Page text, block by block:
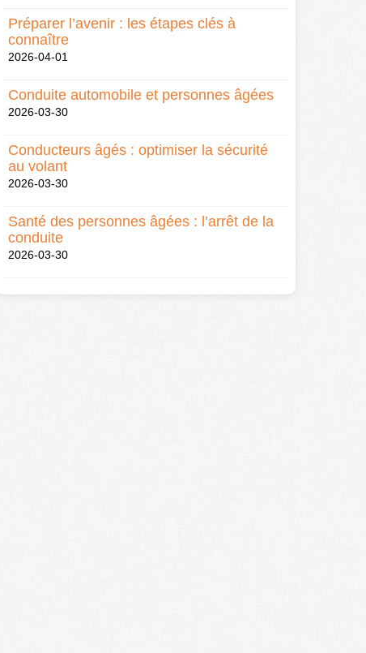
Préparer l’avenir : les étapes clés à
connaître
2026-04-01
Conduite automobile et personnes âgées
2026-03-30
Conducteurs âgés : optimiser la sécurité
au volant
2026-03-30
Santé des personnes âgées : l’arrêt de la
conduite
2026-03-30